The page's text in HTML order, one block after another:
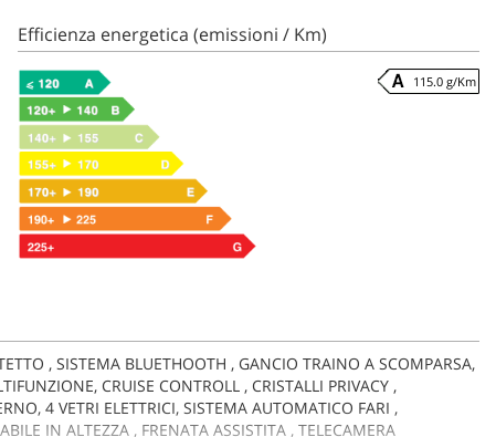
Efficienza energetica (emissioni / Km)
115.0 g/Km
, SISTEMA BLUETHOOTH , GANCIO TRAINO A SCOMPARSA,
CRUISE CONTROLL , CRISTALLI PRIVACY ,
4 VETRI ELETTRICI, SISTEMA AUTOMATICO FARI ,
IN ALTEZZA , FRENATA ASSISTITA , TELECAMERA